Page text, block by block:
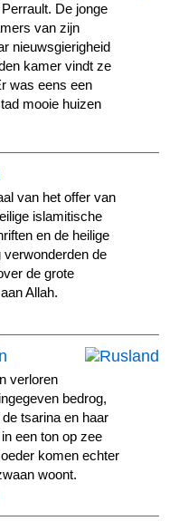
De jonge
van zijn
nieuwsgierigheid
kamer vindt ze
was eens een
mooie huizen
van het offer van
islamitische
en de heilige
de
de grote
Allah.
verloren
bedrog,
tsarina en haar
een ton op zee
komen echter
woont.